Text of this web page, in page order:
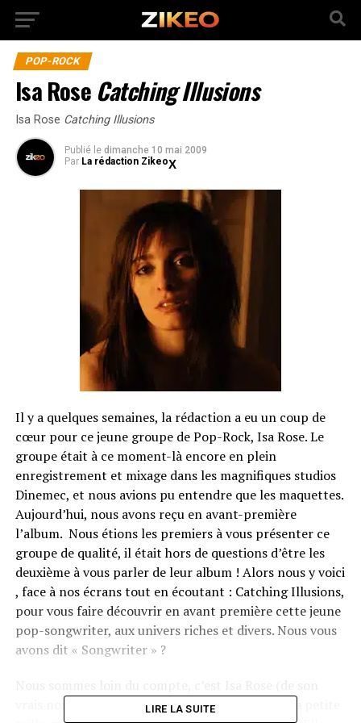
POP-ROCK
Isa RoseCatching Illusions
Isa Rose Catching Illusions
Publié le dimanche 10 mai 2009
Par La rédaction Zikeo
Il y a quelques semaines, la rédaction a eu un coup de
cœur pour ce jeune groupe de Pop-Rock, Isa Rose. Le
groupe était à ce moment-là encore en plein
enregistrement et mixage dans les magnifiques studios
Dinemec, et nous avions pu entendre que les maquettes.
Aujourd’hui, nous avons reçu en avant-première
l’album. Nous étions les premiers à vous présenter ce
groupe de qualité, il était hors de questions d’être les
deuxième à vous parler de leur album ! Alors nous y voici
, face à nos écrans tout en écoutant : Catching Illusions,
pour vous faire découvrir en avant première cette jeune
pop-songwriter, aux univers riches et divers. Nous vous
avons dit « Songwriter » ?
vrais nom Isabelle Rojas) et surtout du haut de sa petite
LIRE LA SUITE